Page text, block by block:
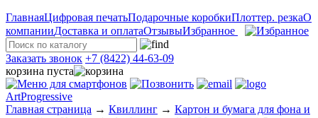
ГлавнаяЦифровая печатьПодарочные коробкиПлоттер. резкаО
компанииДоставка и оплатаОтзывыИзбранное
Заказать звонок +7 (8422) 44-63-09
корзина пуста
ArtProgressive
Главная страница → Квиллинг → Картон и бумага для фона и